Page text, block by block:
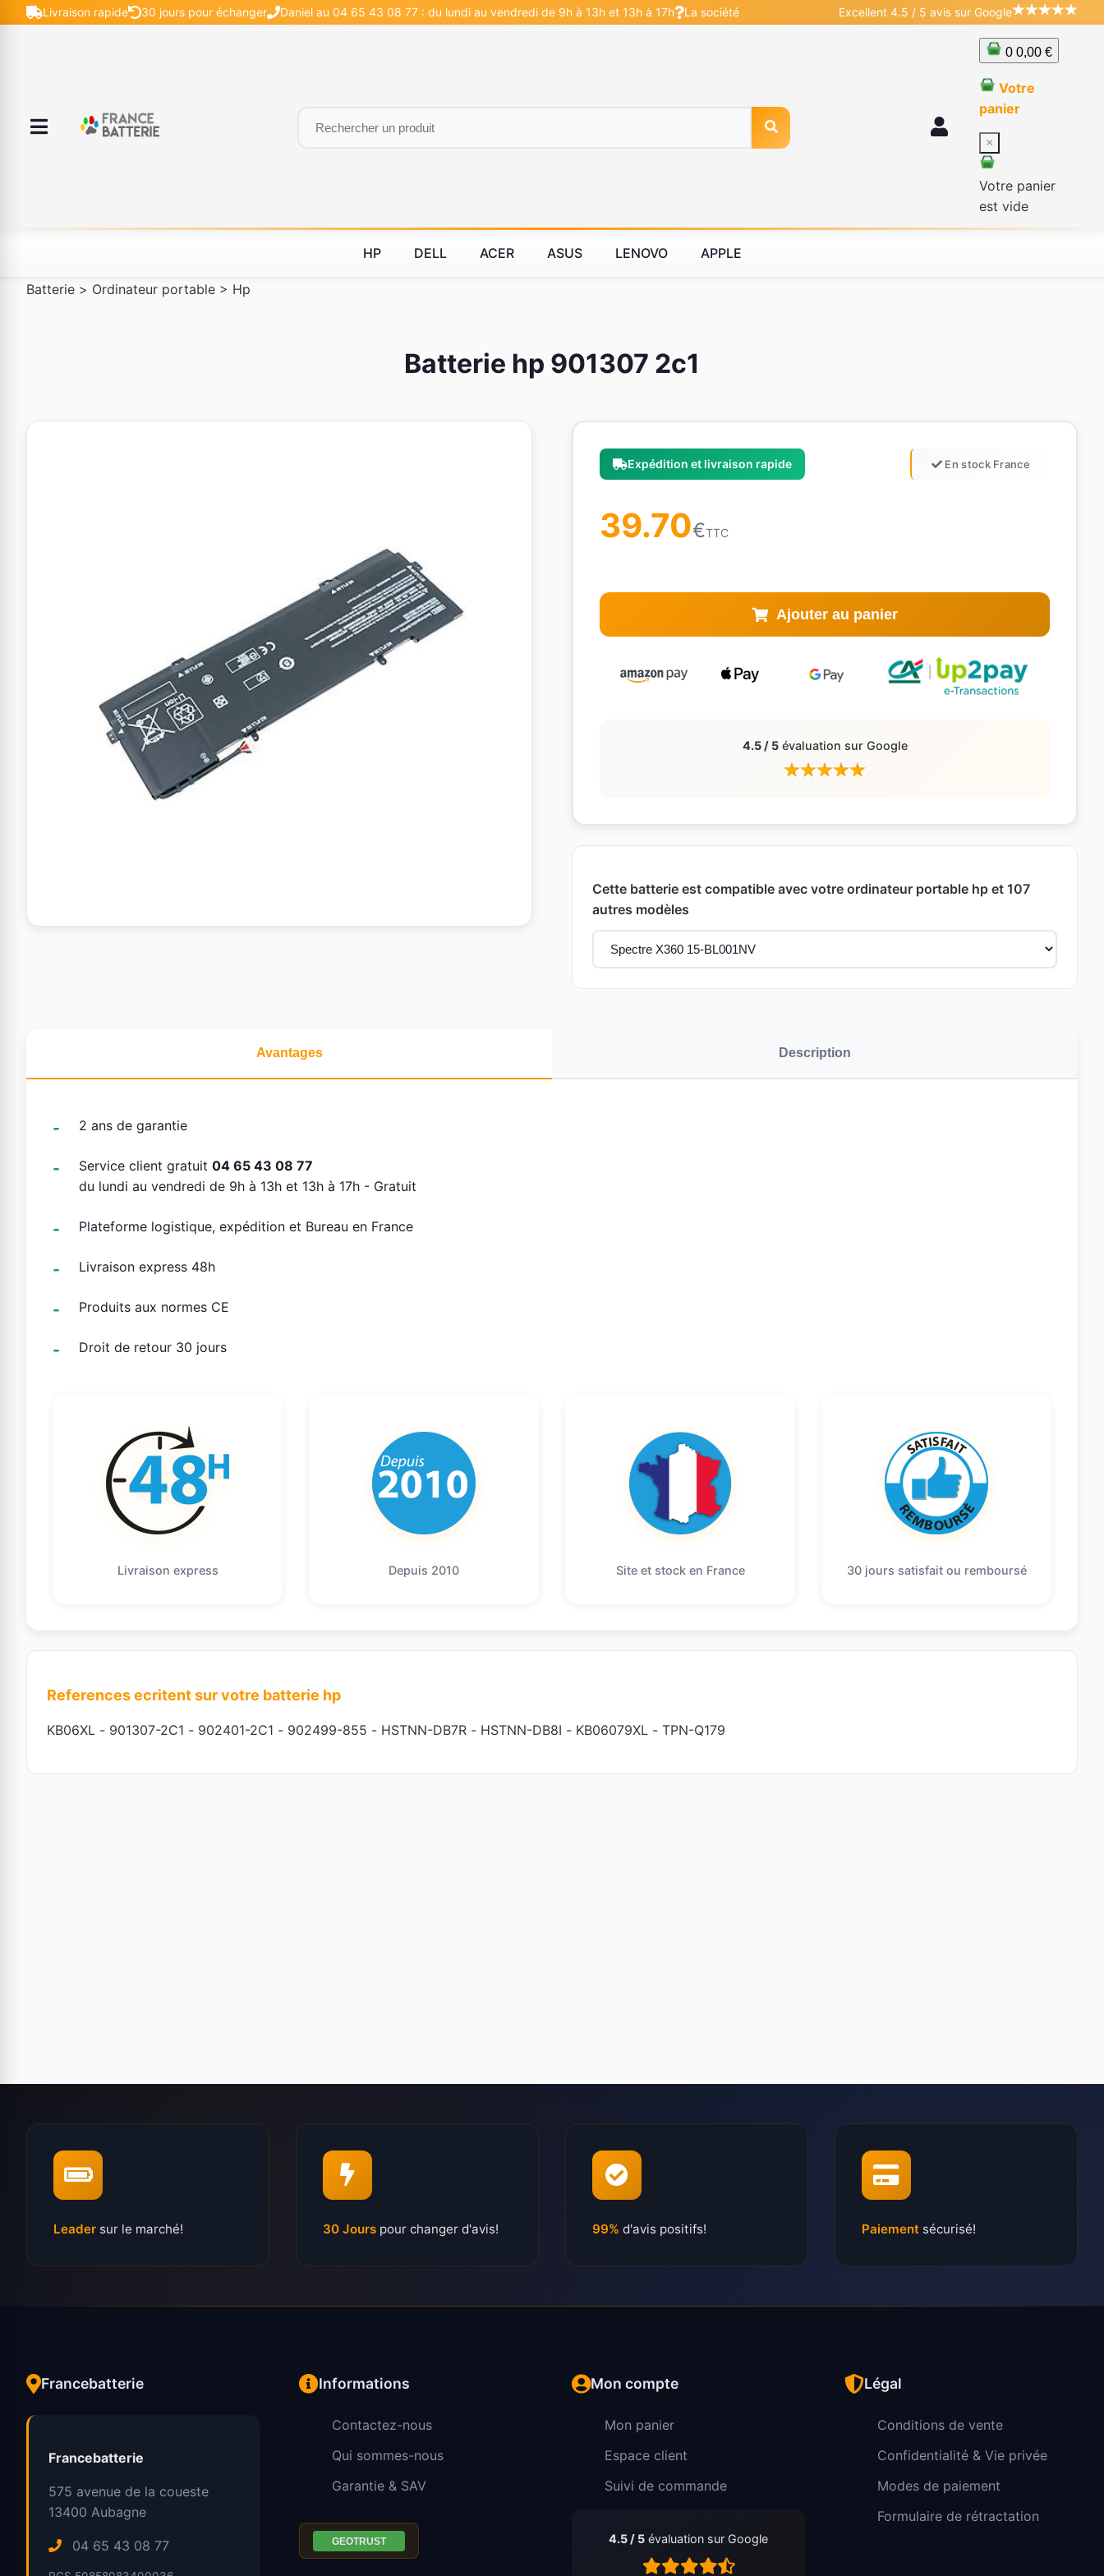
Livraison rapide 30 jours pour échanger Daniel au 04 65 43 08 77 : du lundi au vendredi de 9h à 13h et 13h à 17h La société Excellent 4.5 / 5 avis sur Google
0 0,00 €
Votre
panier
×
Votre panier
est vide
HP DELL ACER ASUS LENOVO APPLE
Batterie > Ordinateur portable > Hp
Batterie hp 901307 2c1
Expédition et livraison rapide En stock France
39.70€TTC
Ajouter au panier
4.5 / 5évaluation sur Google
Cette batterie est compatible avec votre ordinateur portable hp et 107
autres modèles
Avantages Description
2 ans de garantie
Service client gratuit 04 65 43 08 77
du lundi au vendredi de 9h à 13h et 13h à 17h - Gratuit
Plateforme logistique, expédition et Bureau en France
Livraison express 48h
Produits aux normes CE
Droit de retour 30 jours
Livraison express Depuis 2010 Site et stock en France 30 jours satisfait ou remboursé
References ecritent sur votre batterie hp
KB06XL - 901307-2C1 - 902401-2C1 - 902499-855 - HSTNN-DB7R - HSTNN-DB8I - KB06079XL - TPN-Q179
Leader sur le marché! 30 Jours pour changer d'avis! 99% d'avis positifs! Paiement sécurisé!
Francebatterie
Francebatterie
575 avenue de la coueste
13400 Aubagne
04 65 43 08 77
Informations
Contactez-nous
Qui sommes-nous
Garantie & SAV
Mon compte
Mon panier
Espace client
Suivi de commande
4.5 / 5 évaluation sur Google
Légal
Conditions de vente
Confidentialité & Vie privée
Modes de paiement
Formulaire de rétractation